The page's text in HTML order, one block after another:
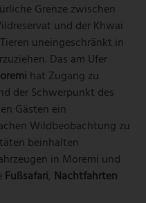
Grenze zwischen
und der Khwai
uneingeschränkt in
Das am Ufer
hat Zugang zu
der Schwerpunkt des
Gästen ein
Wildbeobachtung zu
beinhalten
in Moremi und
Fußsafari, Nachtfahrten